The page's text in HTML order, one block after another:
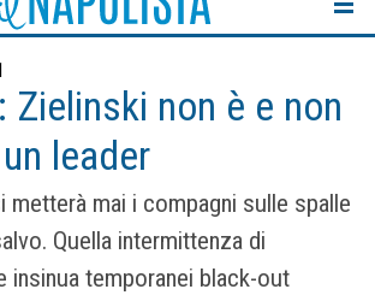
Zielinski non è e non
leader
metterà mai i compagni sulle spalle
Quella intermittenza di
insinua temporanei black-out